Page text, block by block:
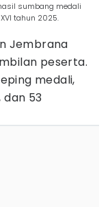
sumbang medali
tahun 2025.
Jembrana
peserta.
medali,
dan 53